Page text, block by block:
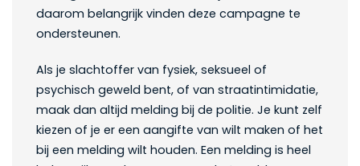
daarom belangrijk vinden deze campagne te
ondersteunen.
Als je slachtoffer van fysiek, seksueel of
psychisch geweld bent, of van straatintimidatie,
maak dan altijd melding bij de politie. Je kunt zelf
kiezen of je er een aangifte van wilt maken of het
bij een melding wilt houden. Een melding is heel